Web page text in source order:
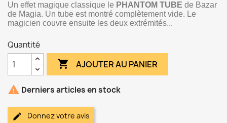
Un effet magique classique le PHANTOM TUBE de Bazar
de Magia. Un tube est montré complètement vide. Le
magicien couvre ensuite les deux extrémités...
Quantité
 AJOUTER AU PANIER
 Derniers articles en stock
Donnez votre avis